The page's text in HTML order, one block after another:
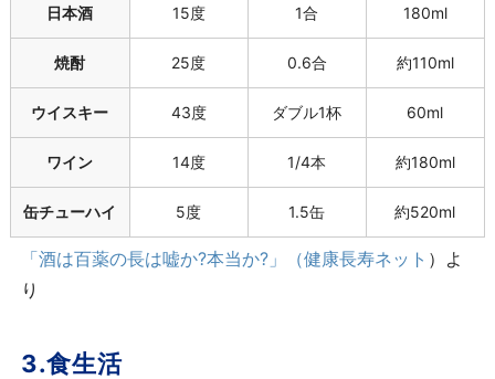
日本酒 15度 1合 180ml
焼酎 25度 0.6合 約110ml
ウイスキー 43度 ダブル1杯 60ml
ワイン 14度 1/4本 約180ml
缶チューハイ 5度 1.5缶 約520ml
「酒は百薬の長は嘘か?本当か?」（健康長寿ネット ）よ
り
3.食生活